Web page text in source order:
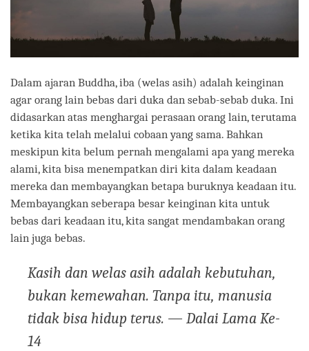
Dalam ajaran Buddha, iba (welas asih) adalah keinginan
agar orang lain bebas dari duka dan sebab-sebab duka. Ini
didasarkan atas menghargai perasaan orang lain, terutama
ketika kita telah melalui cobaan yang sama. Bahkan
meskipun kita belum pernah mengalami apa yang mereka
alami, kita bisa menempatkan diri kita dalam keadaan
mereka dan membayangkan betapa buruknya keadaan itu.
Membayangkan seberapa besar keinginan kita untuk
bebas dari keadaan itu, kita sangat mendambakan orang
lain juga bebas.
Kasih dan welas asih adalah kebutuhan,
bukan kemewahan. Tanpa itu, manusia
tidak bisa hidup terus. — Dalai Lama Ke-
14